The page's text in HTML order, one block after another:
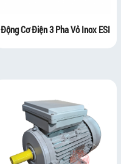
Động Cơ Điện 3 Pha Vỏ Inox ESI